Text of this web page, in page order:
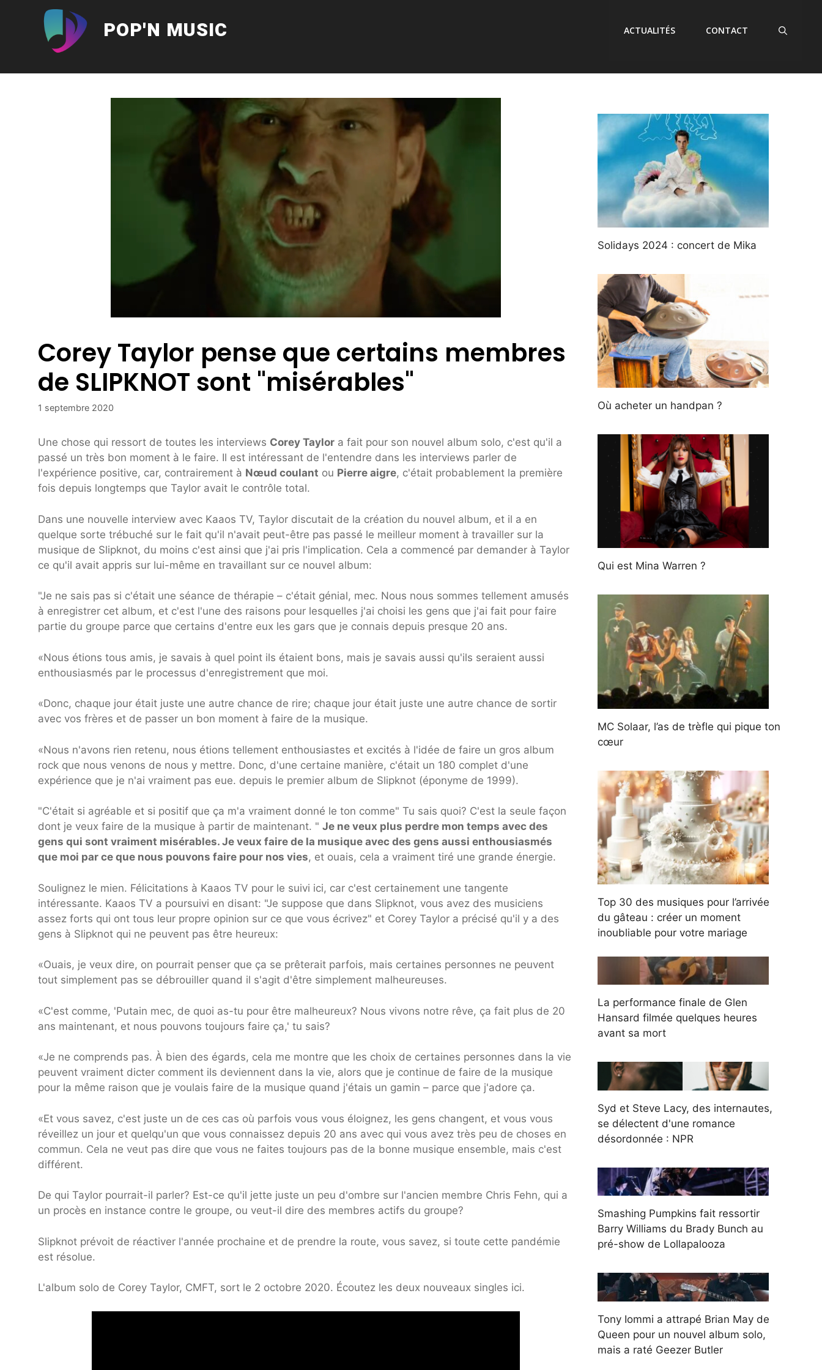
POP'N MUSIC ACTUALITÉS CONTACT
Corey Taylor pense que certains membres
de SLIPKNOT sont "misérables"
1 septembre 2020
Une chose qui ressort de toutes les interviews Corey Taylor a fait pour son nouvel album solo, c'est qu'il a
passé un très bon moment à le faire. Il est intéressant de l'entendre dans les interviews parler de
l'expérience positive, car, contrairement à Nœud coulant ou Pierre aigre, c'était probablement la première
fois depuis longtemps que Taylor avait le contrôle total.
Dans une nouvelle interview avec Kaaos TV, Taylor discutait de la création du nouvel album, et il a en
quelque sorte trébuché sur le fait qu'il n'avait peut-être pas passé le meilleur moment à travailler sur la
musique de Slipknot, du moins c'est ainsi que j'ai pris l'implication. Cela a commencé par demander à Taylor
ce qu'il avait appris sur lui-même en travaillant sur ce nouvel album:
"Je ne sais pas si c'était une séance de thérapie – c'était génial, mec. Nous nous sommes tellement amusés
à enregistrer cet album, et c'est l'une des raisons pour lesquelles j'ai choisi les gens que j'ai fait pour faire
partie du groupe parce que certains d'entre eux les gars que je connais depuis presque 20 ans.
«Nous étions tous amis, je savais à quel point ils étaient bons, mais je savais aussi qu'ils seraient aussi
enthousiasmés par le processus d'enregistrement que moi.
«Donc, chaque jour était juste une autre chance de rire; chaque jour était juste une autre chance de sortir
avec vos frères et de passer un bon moment à faire de la musique.
«Nous n'avons rien retenu, nous étions tellement enthousiastes et excités à l'idée de faire un gros album
rock que nous venons de nous y mettre. Donc, d'une certaine manière, c'était un 180 complet d'une
expérience que je n'ai vraiment pas eue. depuis le premier album de Slipknot (éponyme de 1999).
"C'était si agréable et si positif que ça m'a vraiment donné le ton comme" Tu sais quoi? C'est la seule façon
dont je veux faire de la musique à partir de maintenant. " Je ne veux plus perdre mon temps avec des
gens qui sont vraiment misérables. Je veux faire de la musique avec des gens aussi enthousiasmés
que moi par ce que nous pouvons faire pour nos vies, et ouais, cela a vraiment tiré une grande énergie.
Soulignez le mien. Félicitations à Kaaos TV pour le suivi ici, car c'est certainement une tangente
intéressante. Kaaos TV a poursuivi en disant: "Je suppose que dans Slipknot, vous avez des musiciens
assez forts qui ont tous leur propre opinion sur ce que vous écrivez" et Corey Taylor a précisé qu'il y a des
gens à Slipknot qui ne peuvent pas être heureux:
«Ouais, je veux dire, on pourrait penser que ça se prêterait parfois, mais certaines personnes ne peuvent
tout simplement pas se débrouiller quand il s'agit d'être simplement malheureuses.
«C'est comme, 'Putain mec, de quoi as-tu pour être malheureux? Nous vivons notre rêve, ça fait plus de 20
ans maintenant, et nous pouvons toujours faire ça,' tu sais?
«Je ne comprends pas. À bien des égards, cela me montre que les choix de certaines personnes dans la vie
peuvent vraiment dicter comment ils deviennent dans la vie, alors que je continue de faire de la musique
pour la même raison que je voulais faire de la musique quand j'étais un gamin – parce que j'adore ça.
«Et vous savez, c'est juste un de ces cas où parfois vous vous éloignez, les gens changent, et vous vous
réveillez un jour et quelqu'un que vous connaissez depuis 20 ans avec qui vous avez très peu de choses en
commun. Cela ne veut pas dire que vous ne faites toujours pas de la bonne musique ensemble, mais c'est
différent.
De qui Taylor pourrait-il parler? Est-ce qu'il jette juste un peu d'ombre sur l'ancien membre Chris Fehn, qui a
un procès en instance contre le groupe, ou veut-il dire des membres actifs du groupe?
Slipknot prévoit de réactiver l'année prochaine et de prendre la route, vous savez, si toute cette pandémie
est résolue.
L'album solo de Corey Taylor, CMFT, sort le 2 octobre 2020. Écoutez les deux nouveaux singles ici.
Solidays 2024 : concert de Mika
Où acheter un handpan ?
Qui est Mina Warren ?
MC Solaar, l’as de trèfle qui pique ton
cœur
Top 30 des musiques pour l’arrivée
du gâteau : créer un moment
inoubliable pour votre mariage
La performance finale de Glen
Hansard filmée quelques heures
avant sa mort
Syd et Steve Lacy, des internautes,
se délectent d'une romance
désordonnée : NPR
Smashing Pumpkins fait ressortir
Barry Williams du Brady Bunch au
pré-show de Lollapalooza
Tony Iommi a attrapé Brian May de
Queen pour un nouvel album solo,
mais a raté Geezer Butler